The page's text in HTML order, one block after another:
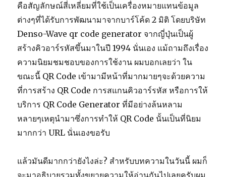
คือสัญลักษณ์สี่เหลี่ยมที่ใช้เป็นเครื่องหมายแทนข้อมูล
ต่างๆที่ได้รับการพัฒนามาจากบาร์โค้ด 2 มิติ โดยบริษัท
Denso-Wave qr code generator จากญี่ปุ่นเป็นผู้
สร้างคิวอาร์รหัสขึ้นมาในปี 1994 นั่นเอง แม้ถามถึงเรื่อง
ความนิยมชมชอบของการใช้งาน ผมบอกเลยว่า ใน
ขณะนี้ QR Code เข้ามามีหน้าที่มากมายๆจะด้วยความ
ที่การสร้าง QR Code การสแกนคิวอาร์รหัส หรือการให้
บริการ QR Code Generator ที่มีอย่างล้นหลาม
หลายๆเหตุนำมาซึ่งการทำให้ QR Code นั้นเป็นที่นิยม
มากกว่า URL นั่นเองขอรับ
แล้วมันดีมากกว่ายังไงล่ะ? สำหรับบทความในวันนี้ ผมก็